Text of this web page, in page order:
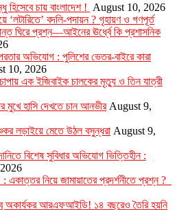
হিসেবে চায় বাংলাদেশ ! August 10, 2026
‘লটারিতে’ বদলি-পদায়ন ? গৃহায়ণ ও গণপূর্ত
ঘিরে প্রশ্ন—আইনের ঊর্ধ্বে কি প্রশাসনিক
অভিযোগ : পুলিশের ভেতর-বাইরে কারা
10, 2026
এক ইজিবাইক চালকের মৃত্যু ও তিন যাত্রী
মুখে হাসি দেখতে চান আনভীর August 9,
লড়াইয়ে মেতে উঠল বসুন্ধরা August 9,
বিশেষ সুবিধার অভিযোগ ভিত্তিহীন :
নিয়ে জামায়াতের প্রদর্শনীতে প্রশ্ন ?
অকার্যকর আরএফআইডি! ১৪ বছরেও তৈরি হয়নি